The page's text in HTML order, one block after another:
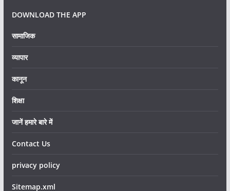
DOWNLOAD THE APP
सामाजिक
व्यापार
कानून
शिक्षा
जानें हमारे बारे में
Contact Us
privacy policy
Sitemap.xml